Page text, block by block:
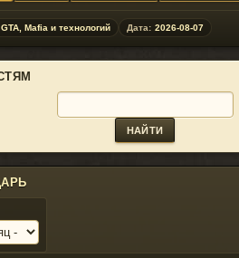
Mafia и технологий Дата: 2026-08-07